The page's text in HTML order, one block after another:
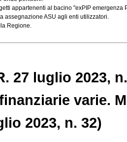
appartenenti al bacino "exPIP emergenza
assegnazione ASU agli enti utilizzatori.
Regione.
27 luglio 2023,
varie.
2023, n. 32)